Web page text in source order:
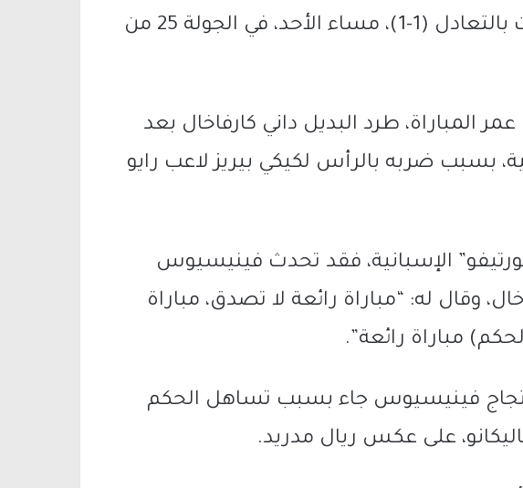
أمام رايو فاليكانو، التي انتهت بالتعادل (1-1)، مساء الأحد، في الجولة 25 من
المباراة، طرد البديل داني كارفاخال بعد
بسبب ضربه بالرأس لكيكي بيريز لاعب رايو
الإسبانية، فقد تحدث فينيسيوس
وقال له: “مباراة رائعة لا تصدق، مباراة
مباراة رائعة”.
فينيسيوس جاء بسبب تساهل الحكم
على عكس ريال مدريد.